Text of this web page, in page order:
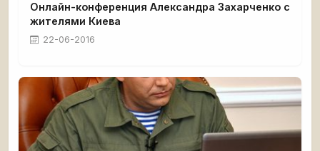
Онлайн-конференция Александра Захарченко с
жителями Киева
22-06-2016